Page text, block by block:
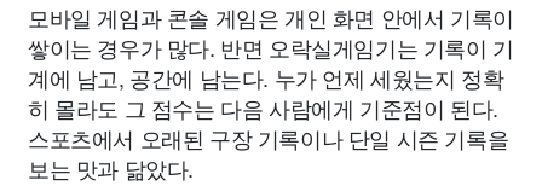
모바일 게임과 콘솔 게임은 개인 화면 안에서 기록이
쌓이는 경우가 많다. 반면 오락실게임기는 기록이 기
계에 남고, 공간에 남는다. 누가 언제 세웠는지 정확
히 몰라도 그 점수는 다음 사람에게 기준점이 된다.
스포츠에서 오래된 구장 기록이나 단일 시즌 기록을
보는 맛과 닮았다.